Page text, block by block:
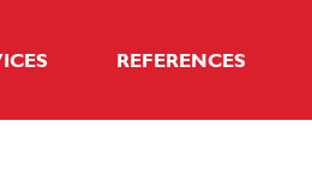
REFERENCES